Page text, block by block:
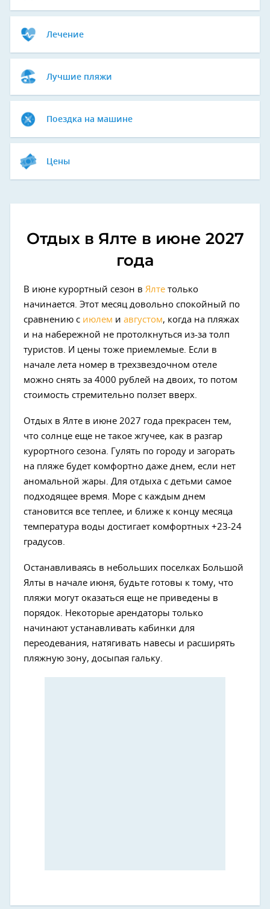
Лечение
Лучшие пляжи
Поездка на машине
Цены
Отдых в Ялте в июне 2027
года
В июне курортный сезон в Ялте только
начинается. Этот месяц довольно спокойный по
сравнению с июлем и августом, когда на пляжах
и на набережной не протолкнуться из-за толп
туристов. И цены тоже приемлемые. Если в
начале лета номер в трехзвездочном отеле
можно снять за 4000 рублей на двоих, то потом
стоимость стремительно ползет вверх.
Отдых в Ялте в июне 2027 года прекрасен тем,
что солнце еще не такое жгучее, как в разгар
курортного сезона. Гулять по городу и загорать
на пляже будет комфортно даже днем, если нет
аномальной жары. Для отдыха с детьми самое
подходящее время. Море с каждым днем
становится все теплее, и ближе к концу месяца
температура воды достигает комфортных +23-24
градусов.
Останавливаясь в небольших поселках Большой
Ялты в начале июня, будьте готовы к тому, что
пляжи могут оказаться еще не приведены в
порядок. Некоторые арендаторы только
начинают устанавливать кабинки для
переодевания, натягивать навесы и расширять
пляжную зону, досыпая гальку.